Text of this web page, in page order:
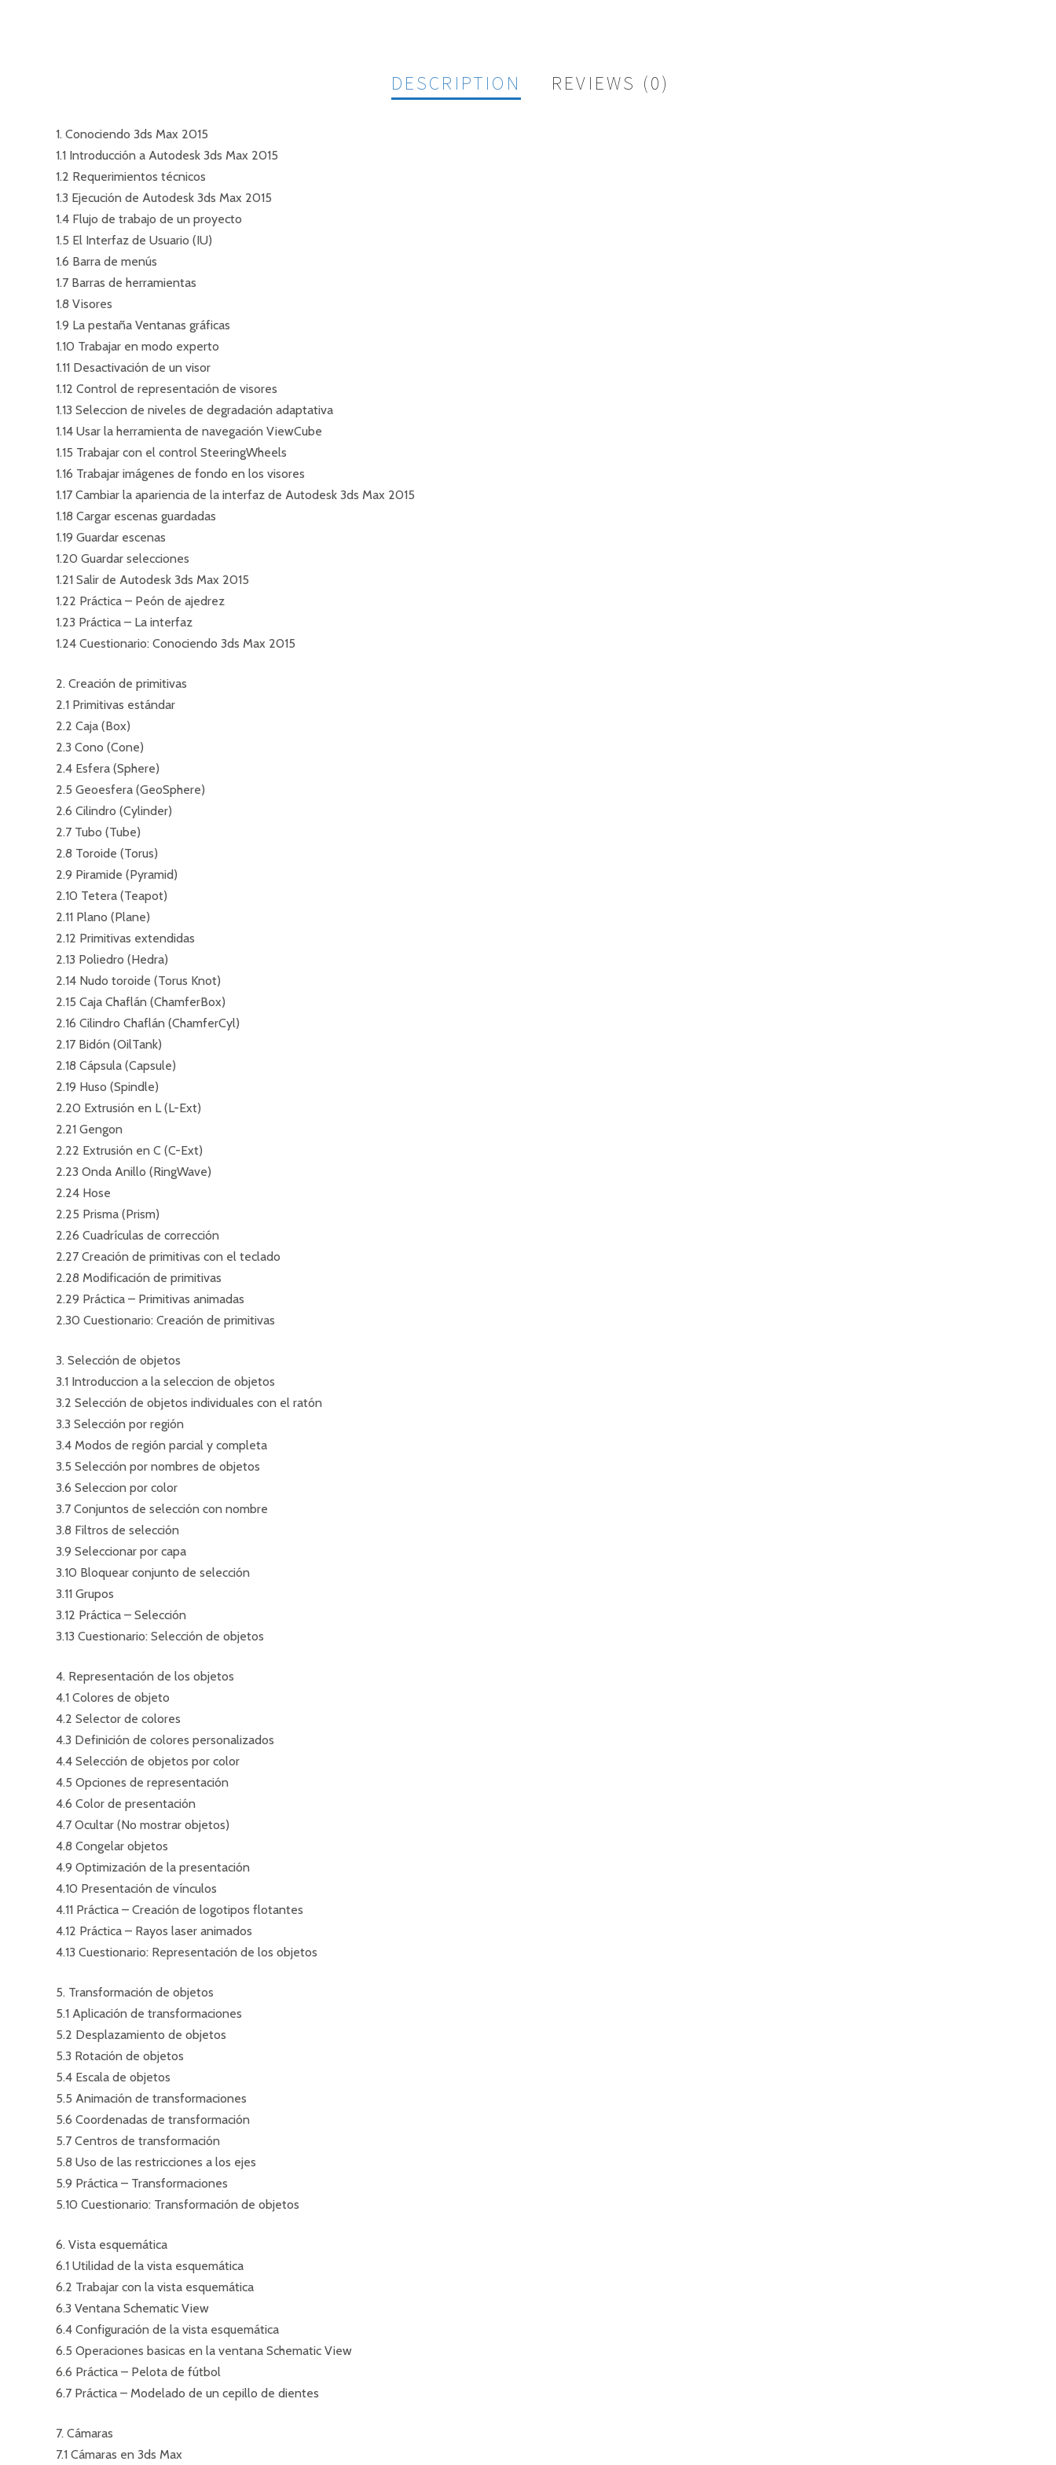
DESCRIPTION REVIEWS (0)
1. Conociendo 3ds Max 2015
1.1 Introducción a Autodesk 3ds Max 2015
1.2 Requerimientos técnicos
1.3 Ejecución de Autodesk 3ds Max 2015
1.4 Flujo de trabajo de un proyecto
1.5 El Interfaz de Usuario (IU)
1.6 Barra de menús
1.7 Barras de herramientas
1.8 Visores
1.9 La pestaña Ventanas gráficas
1.10 Trabajar en modo experto
1.11 Desactivación de un visor
1.12 Control de representación de visores
1.13 Seleccion de niveles de degradación adaptativa
1.14 Usar la herramienta de navegación ViewCube
1.15 Trabajar con el control SteeringWheels
1.16 Trabajar imágenes de fondo en los visores
1.17 Cambiar la apariencia de la interfaz de Autodesk 3ds Max 2015
1.18 Cargar escenas guardadas
1.19 Guardar escenas
1.20 Guardar selecciones
1.21 Salir de Autodesk 3ds Max 2015
1.22 Práctica – Peón de ajedrez
1.23 Práctica – La interfaz
1.24 Cuestionario: Conociendo 3ds Max 2015
2. Creación de primitivas
2.1 Primitivas estándar
2.2 Caja (Box)
2.3 Cono (Cone)
2.4 Esfera (Sphere)
2.5 Geoesfera (GeoSphere)
2.6 Cilindro (Cylinder)
2.7 Tubo (Tube)
2.8 Toroide (Torus)
2.9 Piramide (Pyramid)
2.10 Tetera (Teapot)
2.11 Plano (Plane)
2.12 Primitivas extendidas
2.13 Poliedro (Hedra)
2.14 Nudo toroide (Torus Knot)
2.15 Caja Chaflán (ChamferBox)
2.16 Cilindro Chaflán (ChamferCyl)
2.17 Bidón (OilTank)
2.18 Cápsula (Capsule)
2.19 Huso (Spindle)
2.20 Extrusión en L (L-Ext)
2.21 Gengon
2.22 Extrusión en C (C-Ext)
2.23 Onda Anillo (RingWave)
2.24 Hose
2.25 Prisma (Prism)
2.26 Cuadrículas de corrección
2.27 Creación de primitivas con el teclado
2.28 Modificación de primitivas
2.29 Práctica – Primitivas animadas
2.30 Cuestionario: Creación de primitivas
3. Selección de objetos
3.1 Introduccion a la seleccion de objetos
3.2 Selección de objetos individuales con el ratón
3.3 Selección por región
3.4 Modos de región parcial y completa
3.5 Selección por nombres de objetos
3.6 Seleccion por color
3.7 Conjuntos de selección con nombre
3.8 Filtros de selección
3.9 Seleccionar por capa
3.10 Bloquear conjunto de selección
3.11 Grupos
3.12 Práctica – Selección
3.13 Cuestionario: Selección de objetos
4. Representación de los objetos
4.1 Colores de objeto
4.2 Selector de colores
4.3 Definición de colores personalizados
4.4 Selección de objetos por color
4.5 Opciones de representación
4.6 Color de presentación
4.7 Ocultar (No mostrar objetos)
4.8 Congelar objetos
4.9 Optimización de la presentación
4.10 Presentación de vínculos
4.11 Práctica – Creación de logotipos flotantes
4.12 Práctica – Rayos laser animados
4.13 Cuestionario: Representación de los objetos
5. Transformación de objetos
5.1 Aplicación de transformaciones
5.2 Desplazamiento de objetos
5.3 Rotación de objetos
5.4 Escala de objetos
5.5 Animación de transformaciones
5.6 Coordenadas de transformación
5.7 Centros de transformación
5.8 Uso de las restricciones a los ejes
5.9 Práctica – Transformaciones
5.10 Cuestionario: Transformación de objetos
6. Vista esquemática
6.1 Utilidad de la vista esquemática
6.2 Trabajar con la vista esquemática
6.3 Ventana Schematic View
6.4 Configuración de la vista esquemática
6.5 Operaciones basicas en la ventana Schematic View
6.6 Práctica – Pelota de fútbol
6.7 Práctica – Modelado de un cepillo de dientes
7. Cámaras
7.1 Cámaras en 3ds Max
COMENTARIO
No hay comentarios aún.
SÉ EL PRIMERO EN COMENTAR “3DS MAX 2015 PARA ANIMACIÓN”